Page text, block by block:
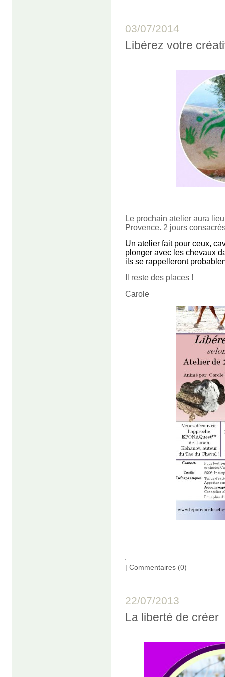
03/07/2014
Libérez votre
Le prochain atelier aura
Provence. 2 jours
Un atelier fait pour ceux,
plonger avec les chevaux
ils se rappelleront
Il reste des places !
Carole
| Commentaires (0)
22/07/2013
La liberté de créer